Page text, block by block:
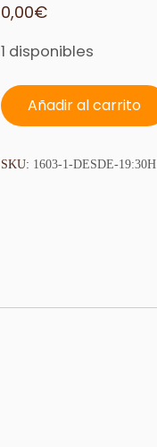
0,00€
1 disponibles
Desde
19:30hAñadir al carrito
SKU: 1603-1-DESDE-19:30H